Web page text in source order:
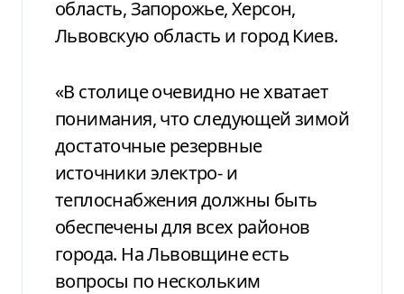
область, Запорожье, Херсон,
Львовскую область и город Киев.
«В столице очевидно не хватает
понимания, что следующей зимой
достаточные резервные
источники электро- и
теплоснабжения должны быть
обеспечены для всех районов
города. На Львовщине есть
вопросы по нескольким